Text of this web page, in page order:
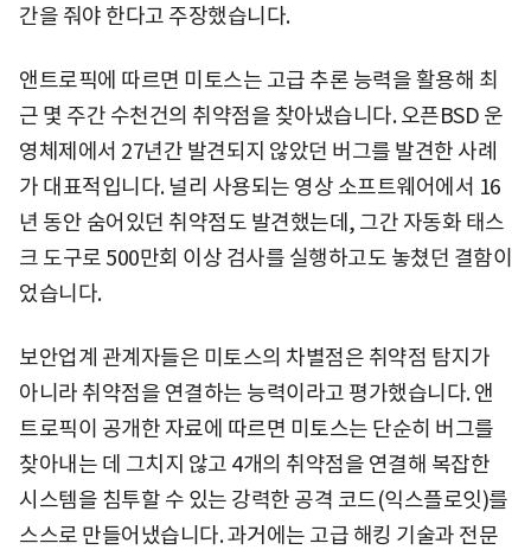
간을 줘야 한다고 주장했습니다.
앤트로픽에 따르면 미토스는 고급 추론 능력을 활용해 최
근 몇 주간 수천건의 취약점을 찾아냈습니다. 오픈BSD 운
영체제에서 27년간 발견되지 않았던 버그를 발견한 사례
가 대표적입니다. 널리 사용되는 영상 소프트웨어에서 16
년 동안 숨어있던 취약점도 발견했는데, 그간 자동화 태스
크 도구로 500만회 이상 검사를 실행하고도 놓쳤던 결함이
었습니다.
보안업계 관계자들은 미토스의 차별점은 취약점 탐지가
아니라 취약점을 연결하는 능력이라고 평가했습니다. 앤
트로픽이 공개한 자료에 따르면 미토스는 단순히 버그를
찾아내는 데 그치지 않고 4개의 취약점을 연결해 복잡한
시스템을 침투할 수 있는 강력한 공격 코드(익스플로잇)를
스스로 만들어냈습니다. 과거에는 고급 해킹 기술과 전문